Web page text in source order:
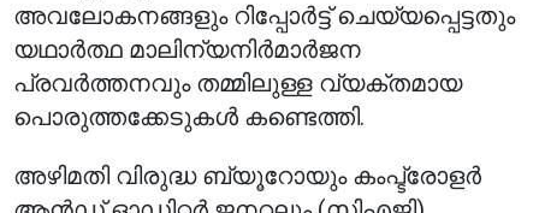
അവലോകനങ്ങളും റിപ്പോർട്ട് ചെയ്യപ്പെട്ടതും
യഥാർത്ഥ മാലിന്യനിർമാർജന
പ്രവർത്തനവും തമ്മിലുള്ള വ്യക്തമായ
പൊരുത്തക്കേടുകൾ കണ്ടെത്തി.
അഴിമതി വിരുദ്ധ ബ്യൂറോയും കംപ്ട്രോളർ